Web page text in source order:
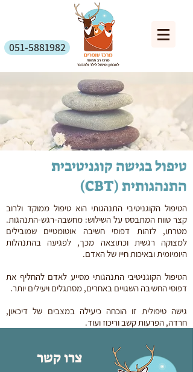
051-5881982
טיפול בגישה קוגניטיבית
התנהגותית (CBT)
הטיפול הקוגניטיבי התנהגותי הוא טיפול ממוקד ולרוב
קצר טווח המתבסס על השילוש: מחשבה-רגש-התנהגות.
מטרתו, לזהות דפוסי חשיבה אוטומטיים שמובילים
למצוקה רגשית וכתוצאה מכך, לפגיעה בהתנהלות
היומיומית ובאיכות חייו של האדם.
הטיפול הקוגניטיבי התנהגותי מסייע לאדם להחליף את
דפוסי החשיבה השגויים באחרים, מסתגלים ויעילים יותר.
גישה טיפולית זו הוכחה כיעילה במצבים של דיכאון,
חרדה, הפרעות קשב וריכוז ועוד.
צרו קשר